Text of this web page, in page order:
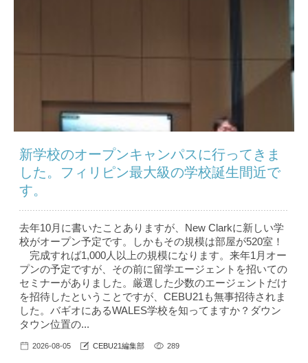
新学校のオープンキャンパスに行ってきま
した。フィリピン最大級の学校誕生間近で
す。
去年10月に書いたことありますが、New Clarkに新しい学
校がオープン予定です。しかもその規模は部屋が520室！
完成すれば1,000人以上の規模になります。来年1月オー
プンの予定ですが、その前に留学エージェントを招いての
セミナーがありました。厳選した少数のエージェントだけ
を招待したということですが、CEBU21も無事招待されま
した。バギオにあるWALES学校を知ってますか？ダウン
タウン位置の...
2026-08-05 CEBU21編集部 289